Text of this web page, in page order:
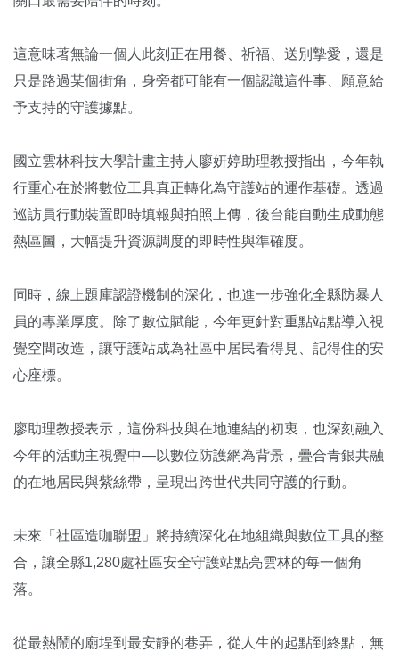
這意味著無論一個人此刻正在用餐、祈福、送別摯愛，還是
只是路過某個街角，身旁都可能有一個認識這件事、願意給
予支持的守護據點。
國立雲林科技大學計畫主持人廖妍婷助理教授指出，今年執
行重心在於將數位工具真正轉化為守護站的運作基礎。透過
巡訪員行動裝置即時填報與拍照上傳，後台能自動生成動態
熱區圖，大幅提升資源調度的即時性與準確度。
同時，線上題庫認證機制的深化，也進一步強化全縣防暴人
員的專業厚度。除了數位賦能，今年更針對重點站點導入視
覺空間改造，讓守護站成為社區中居民看得見、記得住的安
心座標。
廖助理教授表示，這份科技與在地連結的初衷，也深刻融入
今年的活動主視覺中—以數位防護網為背景，疊合青銀共融
的在地居民與紫絲帶，呈現出跨世代共同守護的行動。
未來「社區造咖聯盟」將持續深化在地組織與數位工具的整
合，讓全縣1,280處社區安全守護站點亮雲林的每一個角
落。
從最熱鬧的廟埕到最安靜的巷弄，從人生的起點到終點，無